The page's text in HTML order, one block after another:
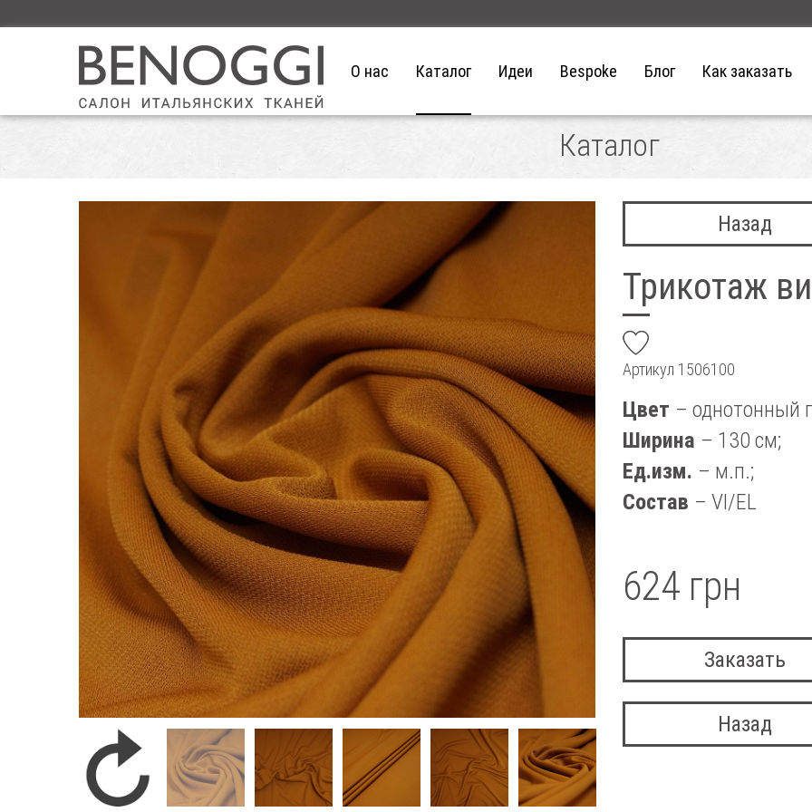
О нас Каталог Идеи Bespoke Блог Как заказать
Каталог
Назад
Трикотаж
Артикул 1506100
Цвет – однотонный
Ширина – 130 см;
Ед.изм. – м.п.;
Состав – VI/EL
624 грн
Заказать
Назад